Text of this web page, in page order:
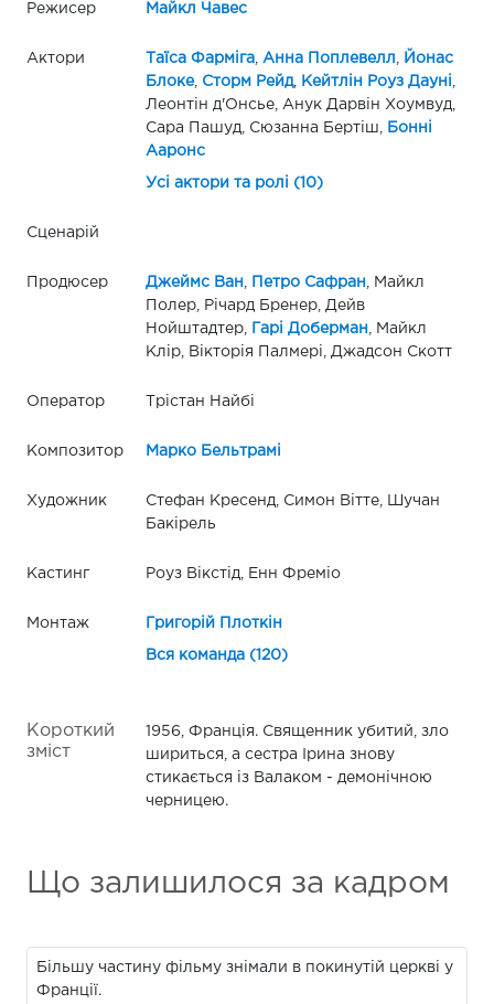
Режисер Майкл Чавес
Актори Таїса Фарміга, Анна Поплевелл
Йонас
Блоке, Сторм Рейд, Кейтлін Роуз Дауні
Леонтін д'Онсье, Анук Дарвін Хоумвуд,
Сара Пашуд, Сюзанна Бертіш,
Бонні
Ааронс
Усі актори та ролі (10)
Сценарій
Продюсер Джеймс Ван Петро Сафран , Майкл
Полер, Річард Бренер, Дейв
Нойштадтер,
Гарі Доберман , Майкл
Клір, Вікторія Палмері, Джадсон Скотт
Оператор Трістан Найбі
Композитор Марко Бельтрамі
Художник
Стефан Кресенд, Симон Вітте, Шучан
Бакірель
Кастинг Роуз Вікстід, Енн Фреміо
Монтаж Григорій Плоткін
Вся команда (120)
Короткий
зміст
1956, Франція. Священник убитий, зло
шириться, а сестра Ірина знову
стикається із Валаком - демонічною
черницею.
Що залишилося за кадром
Більшу частину фільму знімали в покинутій церкві у
Франції.